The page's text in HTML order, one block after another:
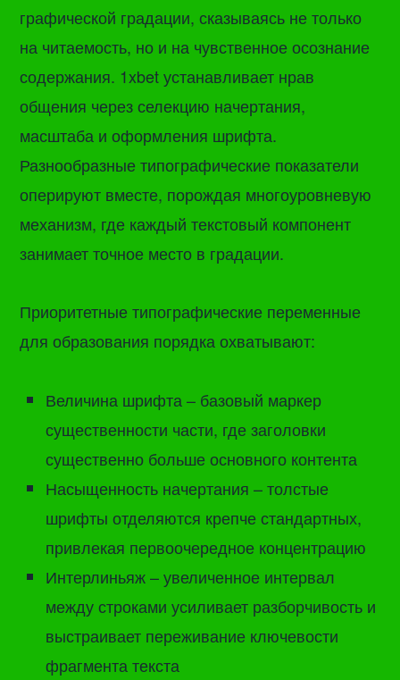
графической градации, сказываясь не только
на читаемость, но и на чувственное осознание
содержания. 1xbet устанавливает нрав
общения через селекцию начертания,
масштаба и оформления шрифта.
Разнообразные типографические показатели
оперируют вместе, порождая многоуровневую
механизм, где каждый текстовый компонент
занимает точное место в градации.
Приоритетные типографические переменные
для образования порядка охватывают:
Величина шрифта – базовый маркер
существенности части, где заголовки
существенно больше основного контента
Насыщенность начертания – толстые
шрифты отделяются крепче стандартных,
привлекая первоочередное концентрацию
Интерлиньяж – увеличенное интервал
между строками усиливает разборчивость и
выстраивает переживание ключевости
фрагмента текста